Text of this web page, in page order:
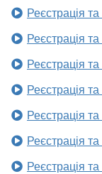
Реєстрація
Реєстрація
Реєстрація
Реєстрація
Реєстрація
Реєстрація
Реєстрація